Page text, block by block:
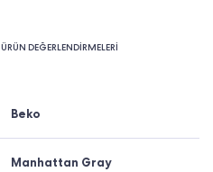
ÜRÜN DEĞERLENDİRMELERİ
Beko
Manhattan Gray